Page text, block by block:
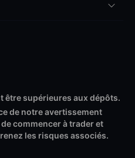
être supérieures aux dépôts.
de notre avertissement
commencer à trader et
les risques associés.